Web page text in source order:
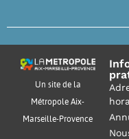
Un site de la
Métropole Aix-
Marseille-Provence